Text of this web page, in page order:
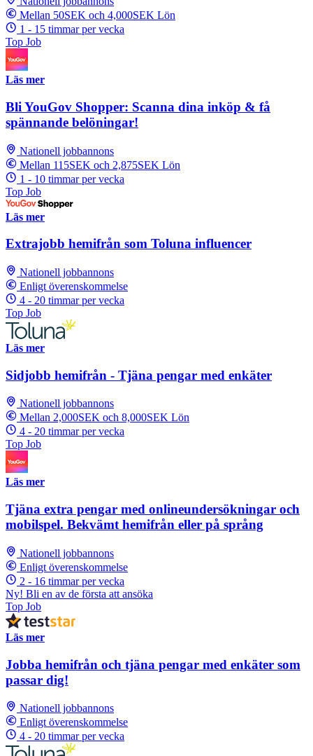
Mellan 50SEK och 4,000SEK Lön
1 - 15 timmar per vecka
Top Job
Läs mer
Bli YouGov Shopper: Scanna dina inköp & få
spännande belöningar!
Nationell jobbannons
Mellan 115SEK och 2,875SEK Lön
1 - 10 timmar per vecka
Top Job
Läs mer
Extrajobb hemifrån som Toluna influencer
Nationell jobbannons
Enligt överenskommelse
4 - 20 timmar per vecka
Top Job
Läs mer
Sidjobb hemifrån - Tjäna pengar med enkäter
Nationell jobbannons
Mellan 2,000SEK och 8,000SEK Lön
4 - 20 timmar per vecka
Top Job
Läs mer
Tjäna extra pengar med onlineundersökningar och
mobilspel. Bekvämt hemifrån eller på språng
Nationell jobbannons
Enligt överenskommelse
2 - 16 timmar per vecka
Ny! Bli en av de första att ansöka
Top Job
Läs mer
Jobba hemifrån och tjäna pengar med enkäter som
passar dig!
Nationell jobbannons
Enligt överenskommelse
4 - 20 timmar per vecka